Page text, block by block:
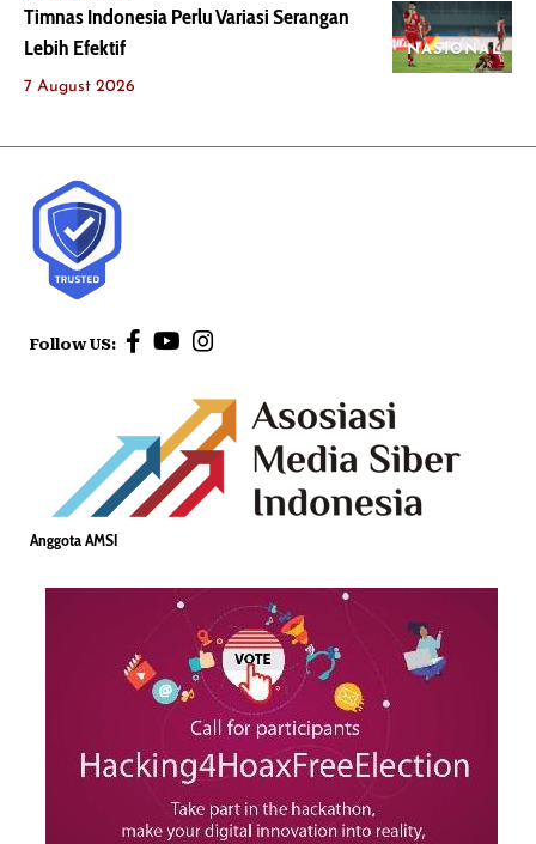
NASIONAL
Timnas Indonesia Perlu Variasi Serangan
Lebih Efektif
7 August 2026
Follow US:
Anggota AMSI